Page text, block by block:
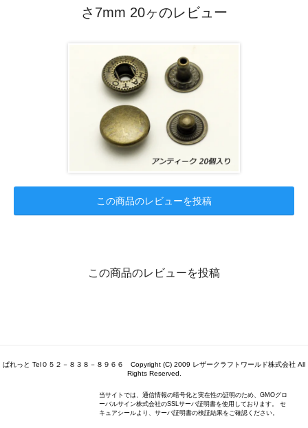
さ7mm 20ヶのレビュー
この商品のレビューを投稿
この商品のレビューを投稿
ぱれっと Tel０５２－８３８－８９６６ Copyright (C) 2009 レザークラフトワールド株式会社 All
Rights Reserved.
当サイトでは、通信情報の暗号化と実在性の証明のため、GMOグロ
ーバルサイン株式会社のSSLサーバ証明書を使用しております。 セ
キュアシールより、サーバ証明書の検証結果をご確認ください。